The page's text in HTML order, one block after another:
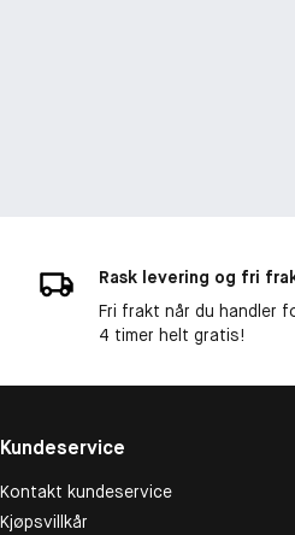
Rask levering og fri
Fri frakt når du handler
4 timer helt gratis!
Kundeservice
Kontakt kundeservice
Kjøpsvillkår